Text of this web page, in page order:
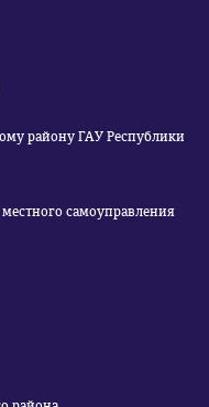
району ГАУ Республики
самоуправления